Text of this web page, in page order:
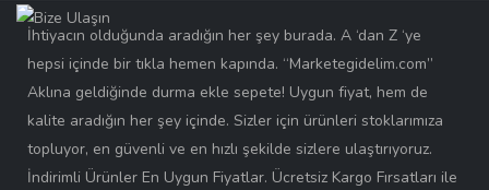
İhtiyacın olduğunda aradığın her şey burada. A ‘dan Z ‘ye
hepsi içinde bir tıkla hemen kapında. “Marketegidelim.com”
Aklına geldiğinde durma ekle sepete! Uygun fiyat, hem de
kalite aradığın her şey içinde. Sizler için ürünleri stoklarımıza
topluyor, en güvenli ve en hızlı şekilde sizlere ulaştırıyoruz.
İndirimli Ürünler En Uygun Fiyatlar. Ücretsiz Kargo Fırsatları ile